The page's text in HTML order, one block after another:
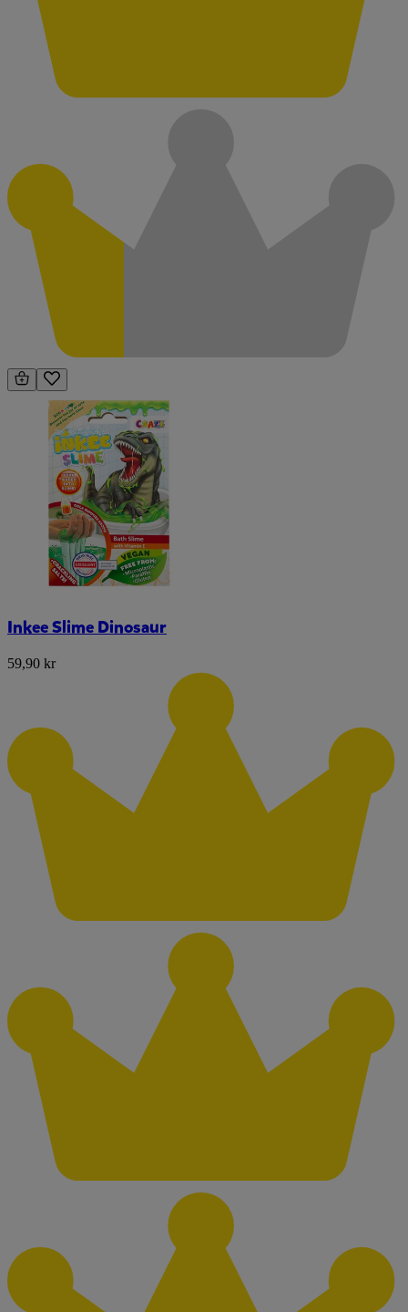
Inkee Slime Dinosaur
59,90 kr